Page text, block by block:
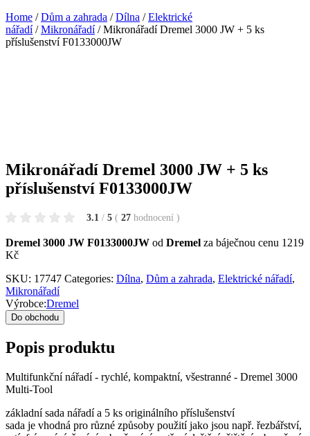
Home /Dům a zahrada /Dílna /Elektrické
nářadí/Mikronářadí/ Mikronářadí Dremel 3000 JW + 5 ks
příslušenství F0133000JW
Mikronářadí Dremel 3000 JW + 5 ks
příslušenství F0133000JW
3.1 / 5 ( 27 hodnocení )
Dremel 3000 JW F0133000JW od Dremel za báječnou cenu 1219
Kč
SKU: 17747 Categories: Dílna, Dům a zahrada, Elektrické nářadí,
Mikronářadí
Výrobce:Dremel
Do obchodu
Popis produktu
Multifunkční nářadí - rychlé, kompaktní, všestranné - Dremel 3000
Multi-Tool
základní sada nářadí a 5 ks originálního příslušenství
sada je vhodná pro různé způsoby použití jako jsou např. řezbářství,